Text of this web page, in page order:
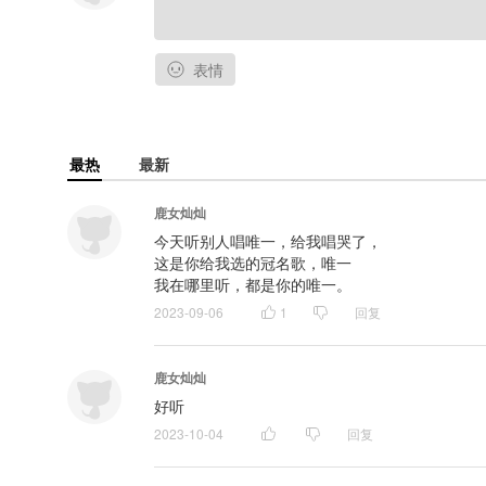
表情
最热 最新
鹿女灿灿
今天听别人唱唯一，给我唱哭了，
这是你给我选的冠名歌，唯一
我在哪里听，都是你的唯一。
2023-09-06 1 回复
鹿女灿灿
好听
2023-10-04 回复